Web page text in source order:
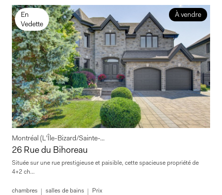
À vendre
En
Vedette
Montréal (L'Île-Bizard/Sainte-...
26 Rue du Bihoreau
Située sur une rue prestigieuse et paisible, cette spacieuse propriété de
4+2 ch...
chambres salles de bains Prix